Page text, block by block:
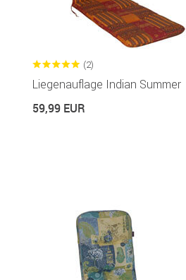
(2)
Liegenauflage Indian Summer
59,99 EUR